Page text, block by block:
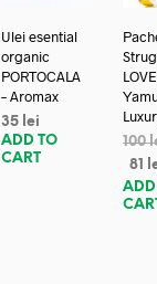
Ulei esential
organic
PORTOCALA
– Aromax
35 lei
ADD TO
CART
100
81
ADD